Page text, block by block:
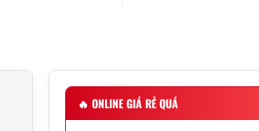
🔥 ONLINE GIÁ RẺ QUÁ